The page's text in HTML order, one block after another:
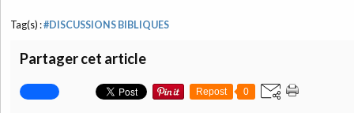
Tag(s) :#DISCUSSIONS BIBLIQUES
Partager cet article
Repost 0